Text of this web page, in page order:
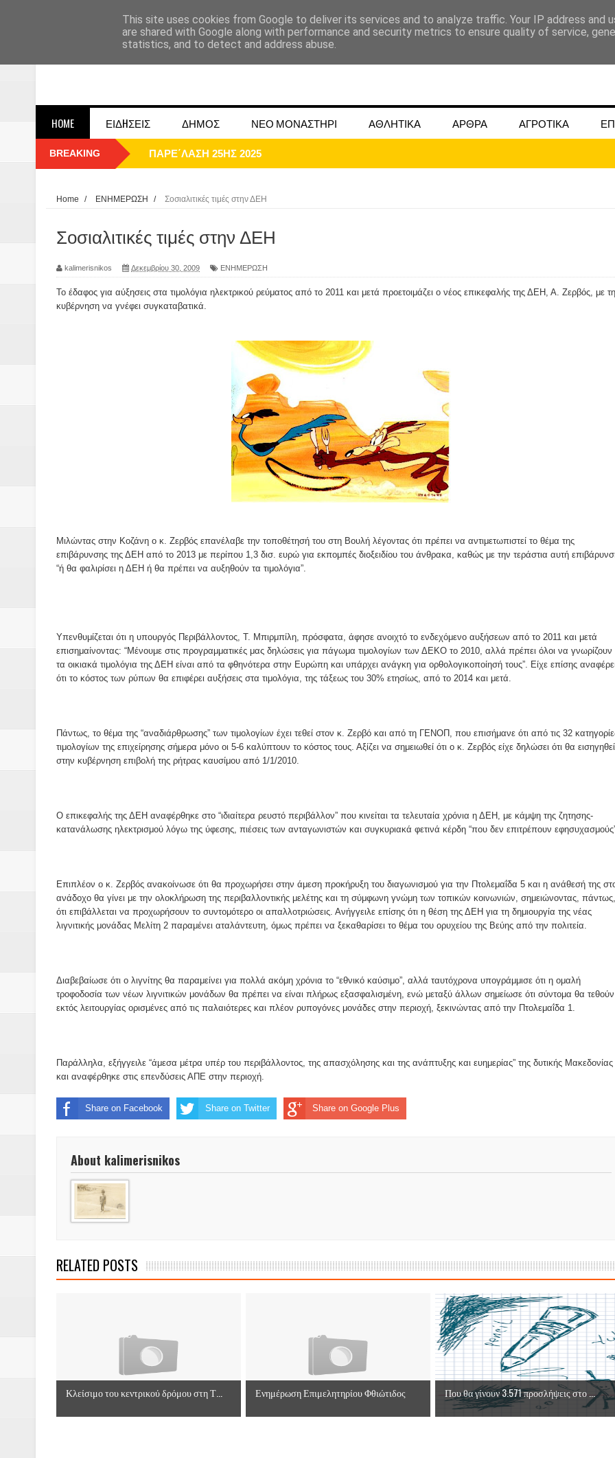
HOME ΕΙΔHΣΕΙΣ ΔΗΜΟΣ ΝΕΟ ΜΟΝΑΣΤΗΡΙ ΑΘΛΗΤΙΚΑ ΑΡΘΡΑ ΑΓΡΟΤΙΚΑ
BREAKING ΠΑΡΕ΄ΛΑΣΗ 25ΗΣ 2025
ΟΙ ΕΚΔΗΛΩΣΕΙΣ ΤΟΥ ΔΗΜΟΥ ΔΟΜΟΚΟΥ ΓΙΑ ΜΑΙΟ ΚΑΙ ΙΟΥΝΙΟ 2024
Η εκτέλεση των αδελφών Παπαιωάννου στην Ομβριακή Δομοκού την 1η Δεκέμβρη 1942
Δύο νέα μηχανήμτα στο Δήμο Δομοκού.
ΝΟΕΜΒΡΙΟΣ 1943 80 χρόνια από το κάψιμο των χωριών της Λίμνης Πλαστήρα από Ιταλούς και
Αδελφές Αλεξανδρή: Οι τρίδυμες Ελληνίδες με ρίζες απο τον Δομοκό που κυριαρχούν στο
Πρωτάθλημα με την Αυστρία!
Ξεκινούν οι αιτήσεις συμμετοχής στο Διαγωνισμό Ιδεών - Hackathon που διοργανώνει η
τη διαμόρφωση - επεξεργασία πρωτότυπων ιδεών στους τομείς της περιβαλλοντικής
Συνεδριάζει η οικονομική επιτροπή του Δήμου Δομοκού
Επικύρωση των αποτελεσμάτων των δημοτικών εκλογών που έλαβαν χώρα την 8η Οκτωβρίου
ΔΙΑΚΟΠΕΣ ΡΕΥΜΑΤΟΣ ΣΤΗΝ ΔΕΗ
ΤΟ ΙΕΡΟ ΤΗΣ ΘΕΑΣ ΔΗΜΗΤΡΑΣ ΣΤΗΝ ΠΡΟΕΡΝΑ ΣΤΟ ΝΕΟ ΜΟΝΑΣΤΉΡΙ
Βίντεο του Εφηβικού τμήματος του Επιμορφωτικού στο Λεοντάρι!
Home / ΕΝΗΜΕΡΩΣΗ / Σοσιαλιτικές τιμές στην ΔΕΗ
Σοσιαλιτικές τιμές στην ΔΕΗ
kalimerisnikos Δεκεμβρίου 30, 2009 ΕΝΗΜΕΡΩΣΗ
Το έδαφος για αύξησεις στα τιμολόγια ηλεκτρικού ρεύματος από το 2011 και μετά προετοιμάζει ο νέος επικεφαλής της ΔΕΗ, Α. Ζερβός, με
κυβέρνηση να γνέφει συγκαταβατικά.
Μιλώντας στην Κοζάνη ο κ. Ζερβός επανέλαβε την τοποθέτησή του στη Βουλή λέγοντας ότι πρέπει να αντιμετωπιστεί το θέμα της
επιβάρυνσης της ΔΕΗ από το 2013 με περίπου 1,3 δισ. ευρώ για εκπομπές διοξειδίου του άνθρακα, καθώς με την τεράστια αυτή
“ή θα φαλιρίσει η ΔΕΗ ή θα πρέπει να αυξηθούν τα τιμολόγια”.
Υπενθυμίζεται ότι η υπουργός Περιβάλλοντος, Τ. Μπιρμπίλη, πρόσφατα, άφησε ανοιχτό το ενδεχόμενο αυξήσεων από το 2011 και μετά
επισημαίνοντας: “Μένουμε στις προγραμματικές μας δηλώσεις για πάγωμα τιμολογίων των ΔΕΚΟ το 2010, αλλά πρέπει όλοι να γνωρίζουν
τα οικιακά τιμολόγια της ΔΕΗ είναι από τα φθηνότερα στην Ευρώπη και υπάρχει ανάγκη για ορθολογικοποίησή τους”. Είχε επίσης
ότι το κόστος των ρύπων θα επιφέρει αυξήσεις στα τιμολόγια, της τάξεως του 30% ετησίως, από το 2014 και μετά.
Πάντως, το θέμα της “αναδιάρθρωσης” των τιμολογίων έχει τεθεί στον κ. Ζερβό και από τη ΓΕΝΟΠ, που επισήμανε ότι από τις 32
τιμολογίων της επιχείρησης σήμερα μόνο οι 5-6 καλύπτουν το κόστος τους. Αξίζει να σημειωθεί ότι ο κ. Ζερβός είχε δηλώσει ότι θα εισηγηθεί
στην κυβέρνηση επιβολή της ρήτρας καυσίμου από 1/1/2010.
Ο επικεφαλής της ΔΕΗ αναφέρθηκε στο “ιδιαίτερα ρευστό περιβάλλον” που κινείται τα τελευταία χρόνια η ΔΕΗ, με κάμψη της ζητησης-
κατανάλωσης ηλεκτρισμού λόγω της ύφεσης, πιέσεις των ανταγωνιστών και συγκυριακά φετινά κέρδη “που δεν επιτρέπουν
Επιπλέον ο κ. Ζερβός ανακοίνωσε ότι θα προχωρήσει στην άμεση προκήρυξη του διαγωνισμού για την Πτολεμαΐδα 5 και η ανάθεσή της
ανάδοχο θα γίνει με την ολοκλήρωση της περιβαλλοντικής μελέτης και τη σύμφωνη γνώμη των τοπικών κοινωνιών, σημειώνοντας, πάντως,
ότι επιβάλλεται να προχωρήσουν το συντομότερο οι απαλλοτριώσεις. Ανήγγειλε επίσης ότι η θέση της ΔΕΗ για τη δημιουργία της νέας
λιγνιτικής μονάδας Μελίτη 2 παραμένει αταλάντευτη, όμως πρέπει να ξεκαθαρίσει το θέμα του ορυχείου της Βεύης από την πολιτεία.
Διαβεβαίωσε ότι ο λιγνίτης θα παραμείνει για πολλά ακόμη χρόνια το “εθνικό καύσιμο”, αλλά ταυτόχρονα υπογράμμισε ότι η ομαλή
τροφοδοσία των νέων λιγνιτικών μονάδων θα πρέπει να είναι πλήρως εξασφαλισμένη, ενώ μεταξύ άλλων σημείωσε ότι σύντομα θα τεθούν
εκτός λειτουργίας ορισμένες από τις παλαιότερες και πλέον ρυπογόνες μονάδες στην περιοχή, ξεκινώντας από την Πτολεμαΐδα 1.
Παράλληλα, εξήγγειλε “άμεσα μέτρα υπέρ του περιβάλλοντος, της απασχόλησης και της ανάπτυξης και ευημερίας” της δυτικής Μακεδονίας
και αναφέρθηκε στις επενδύσεις ΑΠΕ στην περιοχή.
Share on Facebook Share on Twitter Share on Google Plus
About kalimerisnikos
RELATED POSTS
Κλείσιμο του κεντρικού δρόμου στη Τ... Ενημέρωση Επιμελητηρίου Φθιώτιδος Που θα γίνουν 3.571 προσλήψεις στο ...
This site uses cookies from Google to deliver its services and to analyze traffic. Your IP address and
are shared with Google along with performance and security metrics to ensure quality of service,
statistics, and to detect and address abuse.